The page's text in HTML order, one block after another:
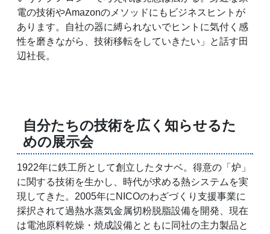
電の技術やAmazonのメソッドにもビジネスヒントが
あります。自社の器に縛られないでヒントに気付く感
性を磨きながら、技術移転をしていきたい」と話す田
辺社長。
自分たちの技術を広く知らせるた
めの展示会
1922年に鉄工所として創立したタナベ。得意の「炉」
に関する技術を生かし、時代が求める熱システムを実
現してきた。2005年にNICOのわざづくり支援事業に
採択されて過熱水蒸気金属切粉脱脂設備を開発、現在
は電池原料乾燥・焼成設備とともに同社の主力製品と